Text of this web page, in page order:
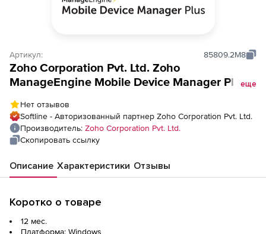
Артикул: 85809.2M8
Zoho Corporation Pvt. Ltd. Zoho
ManageEngine Mobile Device Manager Plus
Perpetual Model Annual), fee for Single User
License with 5000 Mobile Devices
еще
Нет отзывов
Softline - Авторизованный партнер Zoho Corporation Pvt. Ltd.
Производитель: Zoho Corporation Pvt. Ltd.
Скопировать ссылку
Описание Характеристики Отзывы
Коротко о товаре
12 мес.
Платформа: Windows